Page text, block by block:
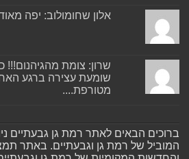
אלון שחומולוב: יפה
שרון: צומת מהגיהנום!!!
שומעת עצירה ברגע
מטורפת....
ברוכים הבאים לאתר רמת גן גבעתיים
המוביל של רמת גן וגבעתיים. באתר